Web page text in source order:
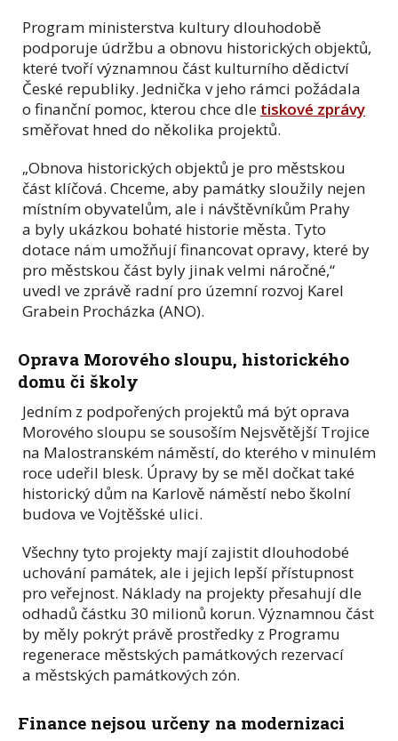
Program ministerstva kultury dlouhodobě
podporuje údržbu a obnovu historických objektů,
které tvoří významnou část kulturního dědictví
České republiky. Jednička v jeho rámci požádala
o finanční pomoc, kterou chce dle tiskové zprávy
směřovat hned do několika projektů.
„Obnova historických objektů je pro městskou
část klíčová. Chceme, aby památky sloužily nejen
místním obyvatelům, ale i návštěvníkům Prahy
a byly ukázkou bohaté historie města. Tyto
dotace nám umožňují financovat opravy, které by
pro městskou část byly jinak velmi náročné,“
uvedl ve zprávě radní pro územní rozvoj Karel
Grabein Procházka (ANO).
Oprava Morového sloupu, historického
domu či školy
Jedním z podpořených projektů má být oprava
Morového sloupu se sousoším Nejsvětější Trojice
na Malostranském náměstí, do kterého v minulém
roce udeřil blesk. Úpravy by se měl dočkat také
historický dům na Karlově náměstí nebo školní
budova ve Vojtěšské ulici.
Všechny tyto projekty mají zajistit dlouhodobé
uchování památek, ale i jejich lepší přístupnost
pro veřejnost. Náklady na projekty přesahují dle
odhadů částku 30 milionů korun. Významnou část
by měly pokrýt právě prostředky z Programu
regenerace městských památkových rezervací
a městských památkových zón.
Finance nejsou určeny na modernizaci